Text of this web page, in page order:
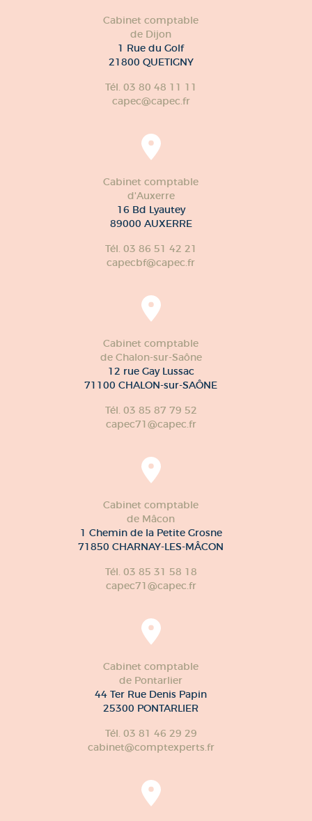
Cabinet comptable
de Dijon
1 Rue du Golf
21800 QUETIGNY
Tél. 03 80 48 11 11
capec@capec.fr
Cabinet comptable
d'Auxerre
16 Bd Lyautey
89000 AUXERRE
Tél. 03 86 51 42 21
capecbf@capec.fr
Cabinet comptable
de Chalon-sur-Saône
12 rue Gay Lussac
71100 CHALON-sur-SAÔNE
Tél. 03 85 87 79 52
capec71@capec.fr
Cabinet comptable
de Mâcon
1 Chemin de la Petite Grosne
71850 CHARNAY-LES-MÂCON
Tél. 03 85 31 58 18
capec71@capec.fr
Cabinet comptable
de Pontarlier
44 Ter Rue Denis Papin
25300 PONTARLIER
Tél. 03 81 46 29 29
cabinet@comptexperts.fr